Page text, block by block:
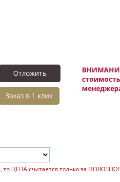
Отложить
Заказ в 1 клик
ЦЕНА считается только за ПОЛОТНО!